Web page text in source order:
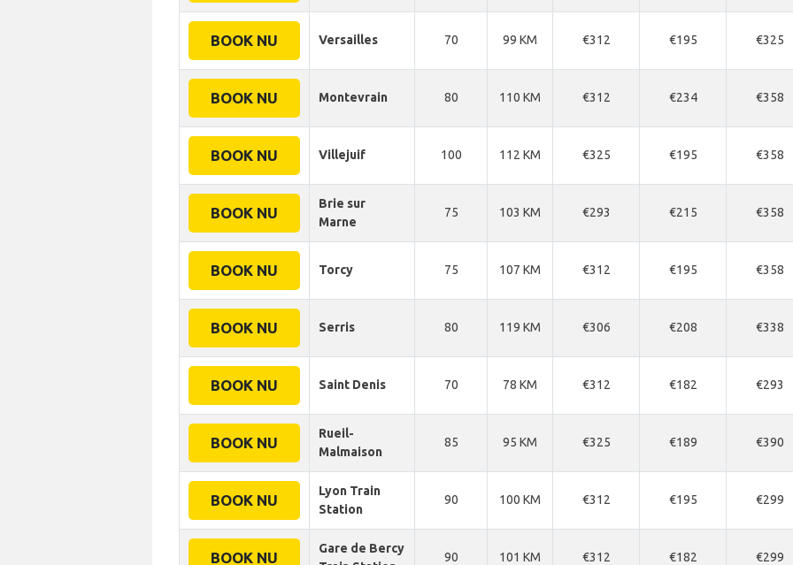
BOOK NU Versailles 70 99 KM €312 €195 €325
BOOK NU Montevrain 80 110 KM €312 €234 €358
BOOK NU Villejuif 100 112 KM €325 €195 €358
BOOK NU
Brie sur
Marne
75 103 KM €293 €215 €358
BOOK NU Torcy 75 107 KM €312 €195 €358
BOOK NU Serris 80 119 KM €306 €208 €338
BOOK NU Saint Denis 70 78 KM €312 €182 €293
BOOK NU
Rueil-
Malmaison
85 95 KM €325 €189 €390
BOOK NU
Lyon Train
Station
90 100 KM €312 €195 €299
BOOK NU
Gare de Bercy
90 101 KM €312 €182 €299